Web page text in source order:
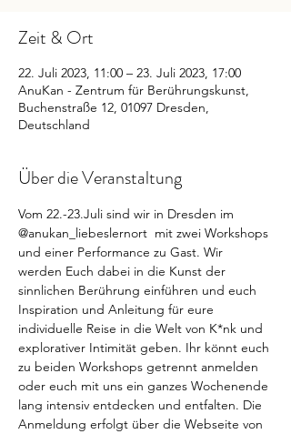
Zeit & Ort
22. Juli 2023, 11:00 – 23. Juli 2023, 17:00
AnuKan - Zentrum für Berührungskunst,
Buchenstraße 12, 01097 Dresden,
Deutschland
Über die Veranstaltung
Vom 22.-23.Juli sind wir in Dresden im
@anukan_liebeslernort  mit zwei Workshops
und einer Performance zu Gast. Wir
werden Euch dabei in die Kunst der
sinnlichen Berührung einführen und euch
Inspiration und Anleitung für eure
individuelle Reise in die Welt von K*nk und
explorativer Intimität geben. Ihr könnt euch
zu beiden Workshops getrennt anmelden
oder euch mit uns ein ganzes Wochenende
lang intensiv entdecken und entfalten. Die
Anmeldung erfolgt über die Webseite von